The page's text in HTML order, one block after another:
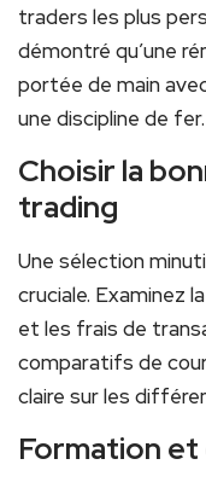
traders les plus
démontré qu’une
portée de main
une discipline de fer.
Choisir la
trading
Une sélection
cruciale. Examinez
et les frais de
comparatifs de
claire sur les
Formation